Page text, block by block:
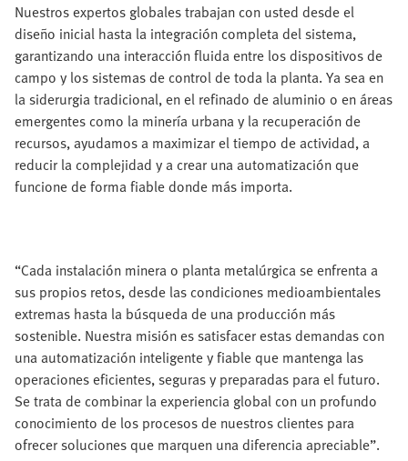
Nuestros expertos globales trabajan con usted desde el
diseño inicial hasta la integración completa del sistema,
garantizando una interacción fluida entre los dispositivos de
campo y los sistemas de control de toda la planta. Ya sea en
la siderurgia tradicional, en el refinado de aluminio o en áreas
emergentes como la minería urbana y la recuperación de
recursos, ayudamos a maximizar el tiempo de actividad, a
reducir la complejidad y a crear una automatización que
funcione de forma fiable donde más importa.
“Cada instalación minera o planta metalúrgica se enfrenta a
sus propios retos, desde las condiciones medioambientales
extremas hasta la búsqueda de una producción más
sostenible. Nuestra misión es satisfacer estas demandas con
una automatización inteligente y fiable que mantenga las
operaciones eficientes, seguras y preparadas para el futuro.
Se trata de combinar la experiencia global con un profundo
conocimiento de los procesos de nuestros clientes para
ofrecer soluciones que marquen una diferencia apreciable”.